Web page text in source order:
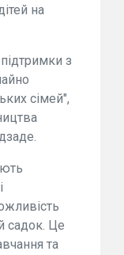
на
з
сімей",
садок. Це
та